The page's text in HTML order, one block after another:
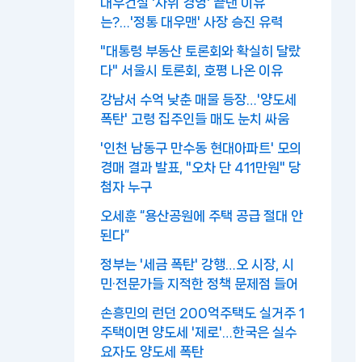
는?…'정통 대우맨' 사장 승진 유력
"대통령 부동산 토론회와 확실히 달랐
다" 서울시 토론회, 호평 나온 이유
강남서 수억 낮춘 매물 등장…'양도세
폭탄' 고령 집주인들 매도 눈치 싸움
'인천 남동구 만수동 현대아파트' 모의
경매 결과 발표, "오차 단 411만원" 당
첨자 누구
오세훈 “용산공원에 주택 공급 절대 안
된다”
정부는 '세금 폭탄' 강행…오 시장, 시
민·전문가들 지적한 정책 문제점 들어
손흥민의 런던 200억주택도 실거주 1
주택이면 양도세 '제로'…한국은 실수
요자도 양도세 폭탄